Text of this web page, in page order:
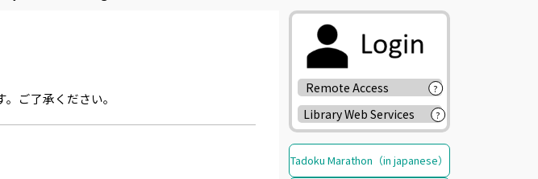
ご了承ください。
Remote Access ?
Library Web Services ?
Tadoku Marathon（in japanese）